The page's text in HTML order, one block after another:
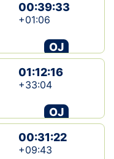
00:39:33
+01:06
OJ
01:12:16
+33:04
OJ
00:31:22
+09:43